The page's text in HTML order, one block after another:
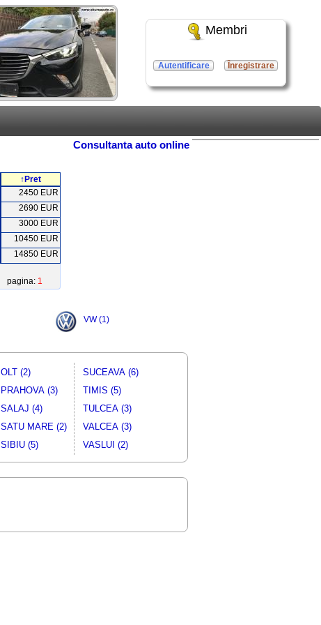
Membri
Autentificare Înregistrare
Consultanta auto online
↑Pret
2450 EUR
2690 EUR
3000 EUR
10450 EUR
14850 EUR
pagina: 1
VW (1)
OLT (2)
PRAHOVA (3)
SALAJ (4)
SATU MARE (2)
SIBIU (5)
SUCEAVA (6)
TIMIS (5)
TULCEA (3)
VALCEA (3)
VASLUI (2)